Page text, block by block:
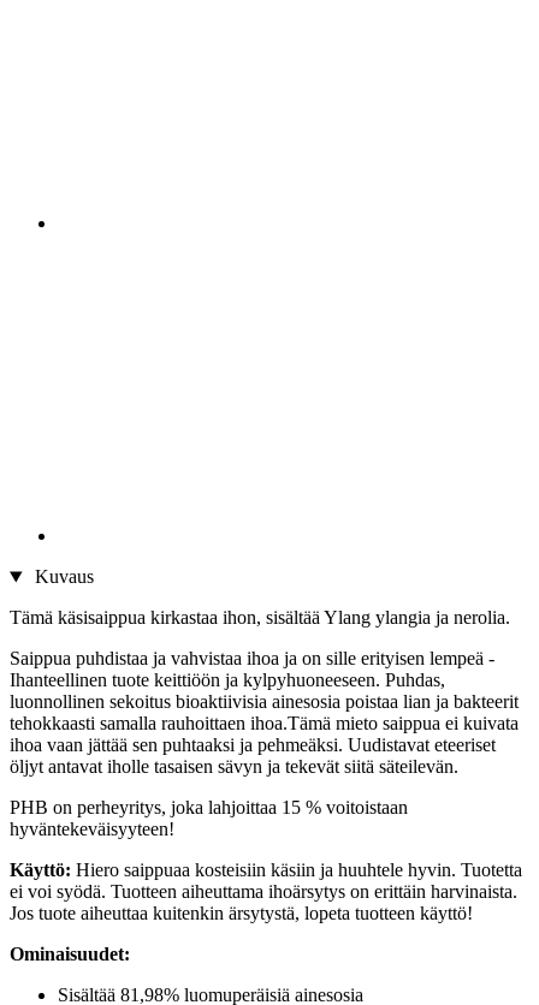
Kuvaus
Tämä käsisaippua kirkastaa ihon, sisältää Ylang ylangia ja nerolia.
Saippua puhdistaa ja vahvistaa ihoa ja on sille erityisen lempeä -
Ihanteellinen tuote keittiöön ja kylpyhuoneeseen. Puhdas,
luonnollinen sekoitus bioaktiivisia ainesosia poistaa lian ja bakteerit
tehokkaasti samalla rauhoittaen ihoa.Tämä mieto saippua ei kuivata
ihoa vaan jättää sen puhtaaksi ja pehmeäksi. Uudistavat eteeriset
öljyt antavat iholle tasaisen sävyn ja tekevät siitä säteilevän.
PHB on perheyritys, joka lahjoittaa 15 % voitoistaan
hyväntekeväisyyteen!
Käyttö: Hiero saippuaa kosteisiin käsiin ja huuhtele hyvin. Tuotetta
ei voi syödä. Tuotteen aiheuttama ihoärsytys on erittäin harvinaista.
Jos tuote aiheuttaa kuitenkin ärsytystä, lopeta tuotteen käyttö!
Ominaisuudet:
Sisältää 81,98% luomuperäisiä ainesosia